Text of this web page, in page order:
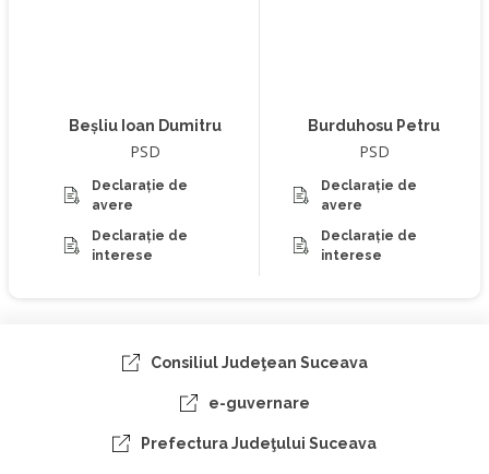
Beșliu Ioan Dumitru
PSD
Declarație de
avere
Declarație de
interese
Burduhosu Petru
PSD
Declarație de
avere
Declarație de
interese
Consiliul Judeţean Suceava
e-guvernare
Prefectura Judeţului Suceava